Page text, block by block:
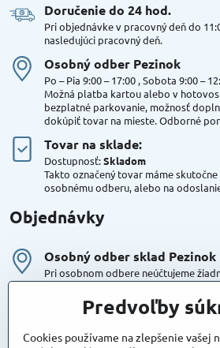
Doručenie do 24 hod​.
Pri objednávke v pracovný deň do
nasledujúci pracovný deň.
Osobný odber Pezinok
Po – Pia 9:00 – 17:00 , Sobota 9:00 –
Možná platba kartou alebo v
bezplatné parkovanie, možnosť
dokúpiť tovar na mieste. Odborné
Tovar na sklade:
Dostupnosť:Skladom
Takto označený tovar máme
osobnému odberu, alebo na
Objednávky
Osobný odber sklad Pezinok
Pri osobnom odbere neúčtujeme
Kuriér DPD , Geis
Cena za dopravu:
Predvoľby
Cookies používame na zlepšenie vašej